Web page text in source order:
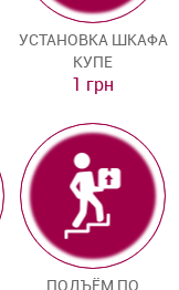
УСТАНОВКА ШКАФА
КУПЕ
1 грн
ПОДЪЁМ ПО